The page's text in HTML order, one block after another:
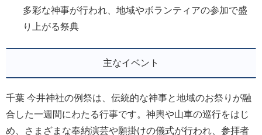
多彩な神事が行われ、地域やボランティアの参加で盛
り上がる祭典
主なイベント
千葉 今井神社の例祭は、伝統的な神事と地域のお祭りが融
合した一週間にわたる行事です。神輿や山車の巡行をはじ
め、さまざまな奉納演芸や願掛けの儀式が行われ、参拝者